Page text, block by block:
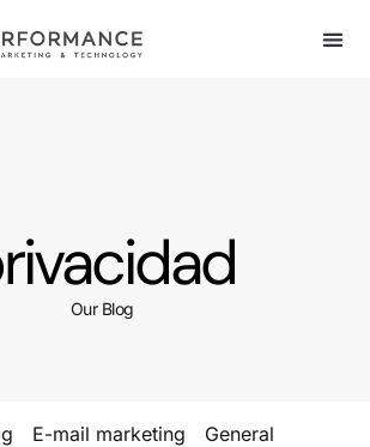
Our Blog
E-mail marketing
General